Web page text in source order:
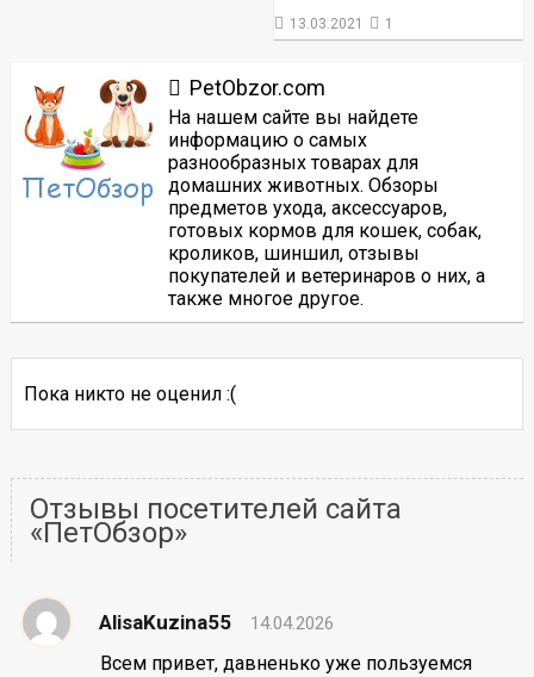
13.03.2021 1
PetObzor.com
На нашем сайте вы найдете
информацию о самых
разнообразных товарах для
домашних животных. Обзоры
предметов ухода, аксессуаров,
готовых кормов для кошек, собак,
кроликов, шиншил, отзывы
покупателей и ветеринаров о них, а
также многое другое.
Пока никто не оценил :(
Отзывы посетителей сайта
«ПетОбзор»
AlisaKuzina55 14.04.2026
Всем привет, давненько уже пользуемся